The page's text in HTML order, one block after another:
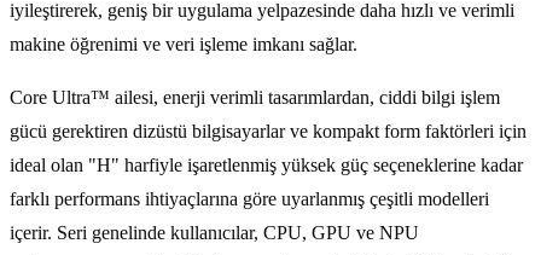
iyileştirerek, geniş bir uygulama yelpazesinde daha hızlı ve verimli
makine öğrenimi ve veri işleme imkanı sağlar.
Core Ultra™ ailesi, enerji verimli tasarımlardan, ciddi bilgi işlem
gücü gerektiren dizüstü bilgisayarlar ve kompakt form faktörleri için
ideal olan "H" harfiyle işaretlenmiş yüksek güç seçeneklerine kadar
farklı performans ihtiyaçlarına göre uyarlanmış çeşitli modelleri
içerir. Seri genelinde kullanıcılar, CPU, GPU ve NPU